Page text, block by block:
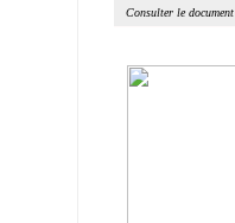
Consulter le document